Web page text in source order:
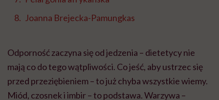
Joanna Brejecka-Pamungkas
Odporność zaczyna się od jedzenia – dietetycy nie
mają co do tego wątpliwości. Co jeść, aby ustrzec się
przed przeziębieniem – to już chyba wszystkie wiemy.
Miód, czosnek i imbir – to podstawa. Warzywa –